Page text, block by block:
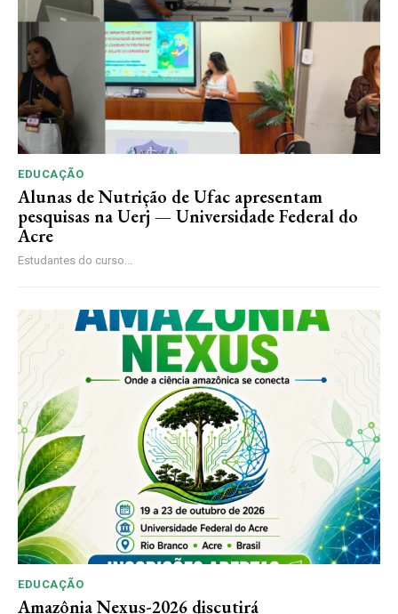
EDUCAÇÃO
Alunas de Nutrição de Ufac apresentam
pesquisas na Uerj — Universidade Federal do
Acre
Estudantes do curso...
EDUCAÇÃO
Amazônia Nexus-2026 discutirá